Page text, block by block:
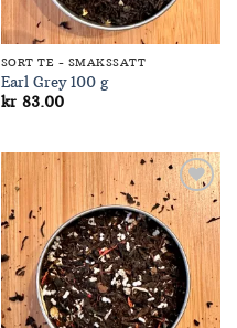
SORT TE - SMAKSSATT
Earl Grey 100 g
kr83.00
Add to
Wishlist